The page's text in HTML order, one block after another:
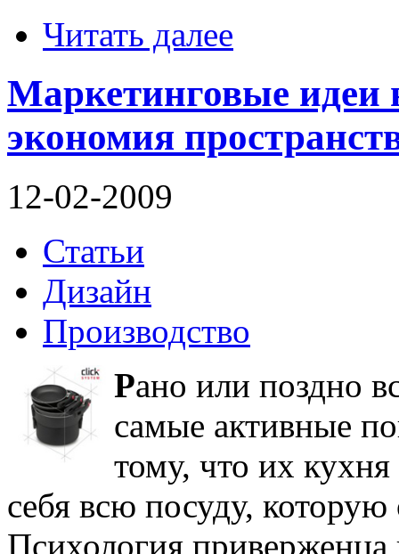
Читать далее
Маркетинговые идеи
экономия
12-02-2009
Статьи
Дизайн
Производство
Рано или поздно
самые активные
тому, что их
себя всю посуду, которую
Психология приверженца